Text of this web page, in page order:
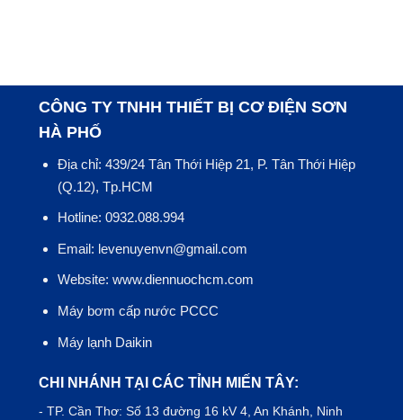
CÔNG TY TNHH THIẾT BỊ CƠ ĐIỆN SƠN
HÀ PHỐ
Địa chỉ: 439/24 Tân Thới Hiệp 21, P. Tân Thới Hiệp
(Q.12), Tp.HCM
Hotline: 0932.088.994
Email: levenuyenvn@gmail.com
Website: www.diennuochcm.com
Máy bơm cấp nước PCCC
Máy lạnh Daikin
CHI NHÁNH TẠI CÁC TỈNH MIẾN TÂY:
- TP.Cần Thơ: Số 13 đường 16 kV 4, An Khánh, Ninh